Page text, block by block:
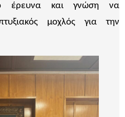
έρευνα και γνώση να
μοχλός για την